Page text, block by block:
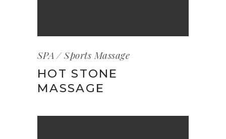
SPA Sports Massage
HOT STONE
MASSAGE